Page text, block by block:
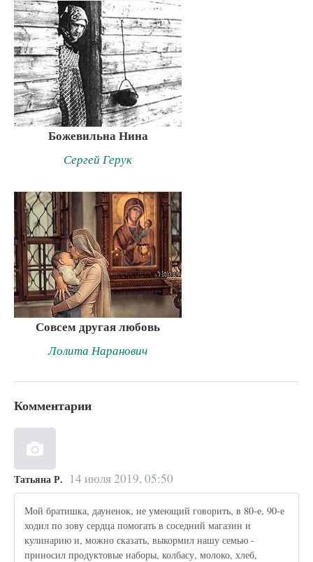
Божевильна Нина
Сергей Герук
Совсем другая любовь
Лолита Наранович
Комментарии
Татьяна Р. 14 июля 2019, 05:50
Мой братишка, дауненок, не умеющий говорить, в 80-е, 90-е
ходил по зову сердца помогать в соседний магазин и
кулинарию и, можно сказать, выкормил нашу семью -
приносил продуктовые наборы, колбасу, молоко, хлеб,